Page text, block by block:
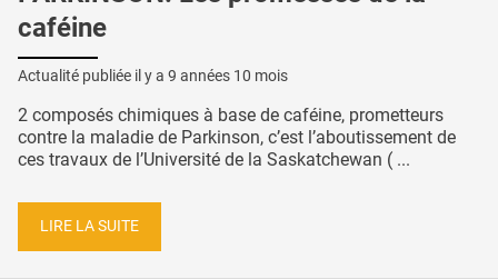
caféine
Actualité publiée il y a 9 années 10 mois
2 composés chimiques à base de caféine, prometteurs
contre la maladie de Parkinson, c’est l’aboutissement de
ces travaux de l’Université de la Saskatchewan ( ...
LIRE LA SUITE